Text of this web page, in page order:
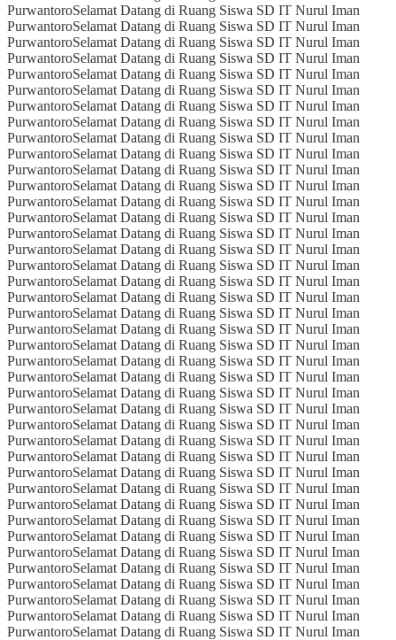
PurwantoroSelamat Datang di Ruang Siswa SD IT Nurul Iman
PurwantoroSelamat Datang di Ruang Siswa SD IT Nurul Iman
PurwantoroSelamat Datang di Ruang Siswa SD IT Nurul Iman
PurwantoroSelamat Datang di Ruang Siswa SD IT Nurul Iman
PurwantoroSelamat Datang di Ruang Siswa SD IT Nurul Iman
PurwantoroSelamat Datang di Ruang Siswa SD IT Nurul Iman
PurwantoroSelamat Datang di Ruang Siswa SD IT Nurul Iman
PurwantoroSelamat Datang di Ruang Siswa SD IT Nurul Iman
PurwantoroSelamat Datang di Ruang Siswa SD IT Nurul Iman
PurwantoroSelamat Datang di Ruang Siswa SD IT Nurul Iman
PurwantoroSelamat Datang di Ruang Siswa SD IT Nurul Iman
PurwantoroSelamat Datang di Ruang Siswa SD IT Nurul Iman
PurwantoroSelamat Datang di Ruang Siswa SD IT Nurul Iman
PurwantoroSelamat Datang di Ruang Siswa SD IT Nurul Iman
PurwantoroSelamat Datang di Ruang Siswa SD IT Nurul Iman
PurwantoroSelamat Datang di Ruang Siswa SD IT Nurul Iman
PurwantoroSelamat Datang di Ruang Siswa SD IT Nurul Iman
PurwantoroSelamat Datang di Ruang Siswa SD IT Nurul Iman
PurwantoroSelamat Datang di Ruang Siswa SD IT Nurul Iman
PurwantoroSelamat Datang di Ruang Siswa SD IT Nurul Iman
PurwantoroSelamat Datang di Ruang Siswa SD IT Nurul Iman
PurwantoroSelamat Datang di Ruang Siswa SD IT Nurul Iman
PurwantoroSelamat Datang di Ruang Siswa SD IT Nurul Iman
PurwantoroSelamat Datang di Ruang Siswa SD IT Nurul Iman
PurwantoroSelamat Datang di Ruang Siswa SD IT Nurul Iman
PurwantoroSelamat Datang di Ruang Siswa SD IT Nurul Iman
PurwantoroSelamat Datang di Ruang Siswa SD IT Nurul Iman
PurwantoroSelamat Datang di Ruang Siswa SD IT Nurul Iman
PurwantoroSelamat Datang di Ruang Siswa SD IT Nurul Iman
PurwantoroSelamat Datang di Ruang Siswa SD IT Nurul Iman
PurwantoroSelamat Datang di Ruang Siswa SD IT Nurul Iman
PurwantoroSelamat Datang di Ruang Siswa SD IT Nurul Iman
PurwantoroSelamat Datang di Ruang Siswa SD IT Nurul Iman
PurwantoroSelamat Datang di Ruang Siswa SD IT Nurul Iman
PurwantoroSelamat Datang di Ruang Siswa SD IT Nurul Iman
PurwantoroSelamat Datang di Ruang Siswa SD IT Nurul Iman
PurwantoroSelamat Datang di Ruang Siswa SD IT Nurul Iman
PurwantoroSelamat Datang di Ruang Siswa SD IT Nurul Iman
PurwantoroSelamat Datang di Ruang Siswa SD IT Nurul Iman
PurwantoroSelamat Datang di Ruang Siswa SD IT Nurul Iman